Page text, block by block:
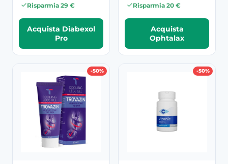
Risparmia 29 €
Acquista Diabexol
Pro
Risparmia 20 €
Acquista
Ophtalax
-50% -50%